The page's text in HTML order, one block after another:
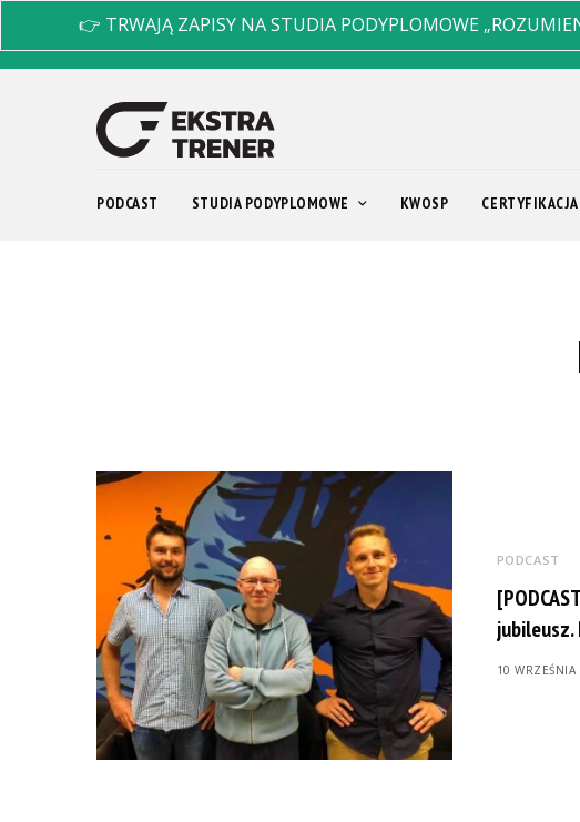
👉 TRWAJĄ ZAPISY NA STUDIA PODYPLOMOWE
PODCAST STUDIA PODYPLOMOWE KWOSP CERTYFIKACJA
PODCAST
jubileusz.
10 WRZEŚNIA